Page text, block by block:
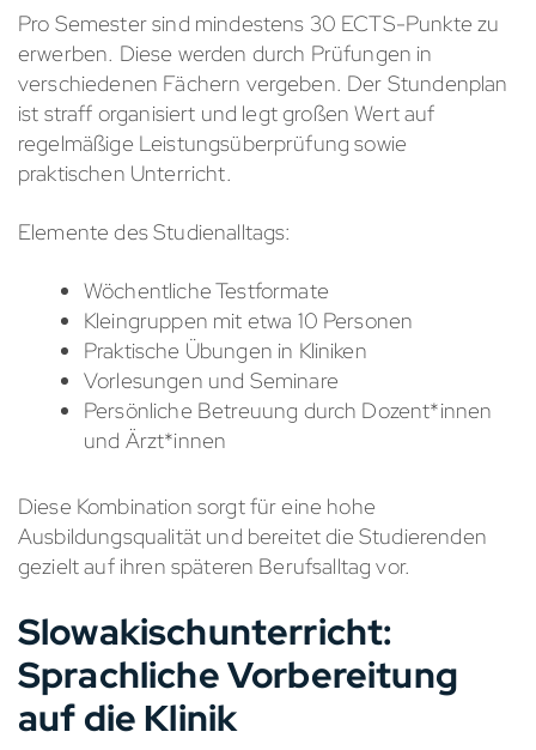
Pro Semester sind mindestens 30 ECTS-Punkte zu
erwerben. Diese werden durch Prüfungen in
verschiedenen Fächern vergeben. Der Stundenplan
ist straff organisiert und legt großen Wert auf
regelmäßige Leistungsüberprüfung sowie
praktischen Unterricht.
Elemente des Studienalltags:
Wöchentliche Testformate
Kleingruppen mit etwa 10 Personen
Praktische Übungen in Kliniken
Vorlesungen und Seminare
Persönliche Betreuung durch Dozent*innen
und Ärzt*innen
Diese Kombination sorgt für eine hohe
Ausbildungsqualität und bereitet die Studierenden
gezielt auf ihren späteren Berufsalltag vor.
Slowakischunterricht:
Sprachliche Vorbereitung
auf die Klinik